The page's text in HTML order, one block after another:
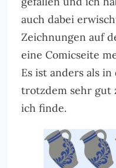
auch dabei
Zeichnungen auf
eine Comicseite
Es ist anders als
trotzdem sehr gut
ich finde.